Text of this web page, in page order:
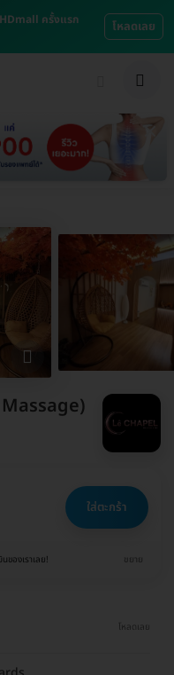
ครั้งแรก
โหลดเลย
ใส่ตะกร้า
องเราเลย! ขยาย
โหลดเลย